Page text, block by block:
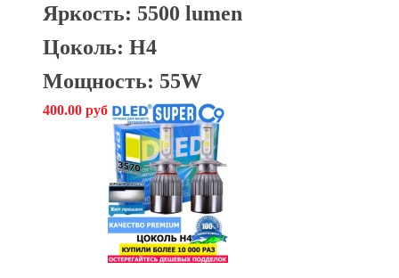
Яркость: 5500 lumen
Цоколь: H4
Мощность: 55W
400.00 руб